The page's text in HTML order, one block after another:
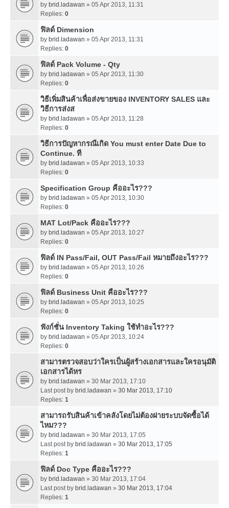
by brid.ladawan » 05 Apr 2013, 11:31
Replies: 0
ฟิลด์ Dimension
by brid.ladawan » 05 Apr 2013, 11:31
Replies: 0
ฟิลด์ Pack Volume - Qty
by brid.ladawan » 05 Apr 2013, 11:30
Replies: 0
วิธีเพิ่มสินค้าเพื่อส่งขายของ INVENTORY SALES และ
วิธีการส่งส
by brid.ladawan » 05 Apr 2013, 11:28
Replies: 0
วิธีการปัญหากรณีเกิด You must enter Date Due to
Continue. ที
by brid.ladawan » 05 Apr 2013, 10:33
Replies: 0
Specification Group คืออะไร???
by brid.ladawan » 05 Apr 2013, 10:30
Replies: 0
MAT Lot/Pack คืออะไร???
by brid.ladawan » 05 Apr 2013, 10:27
Replies: 0
ฟิลด์ IN Pass/Fail, OUT Pass/Fail หมายถึงอะไร???
by brid.ladawan » 05 Apr 2013, 10:26
Replies: 0
ฟิลด์ Business Unit คืออะไร???
by brid.ladawan » 05 Apr 2013, 10:25
Replies: 0
ฟังก์ชั่น Inventory Taking ใช้ทำอะไร???
by brid.ladawan » 05 Apr 2013, 10:24
Replies: 0
สามารตรวจสอบว่าใครเป็นผู้สร้างเอกสารและใครอนุมัติ
เอกสารได้หร
by brid.ladawan » 30 Mar 2013, 17:10
Last post by brid.ladawan » 30 Mar 2013, 17:10
Replies: 1
สามารถรับสินค้าเข้าคลังโดยไม่ต้องผ่ายระบบจัดซื้อได้
ไหม???
by brid.ladawan » 30 Mar 2013, 17:05
Last post by brid.ladawan » 30 Mar 2013, 17:05
Replies: 1
ฟิลด์ Doc Type คืออะไร???
by brid.ladawan » 30 Mar 2013, 17:04
Last post by brid.ladawan » 30 Mar 2013, 17:04
Replies: 1